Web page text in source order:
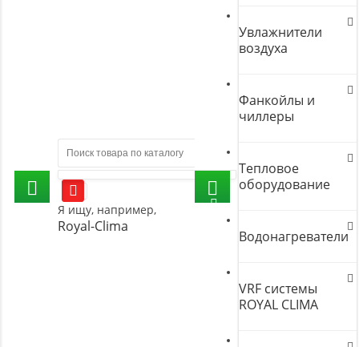
Я ищу, например,
Royal-Clima
Увлажнители
воздуха
Фанкойлы и
чиллеры
Тепловое
оборудование
Водонагреватели
VRF системы
ROYAL CLIMA